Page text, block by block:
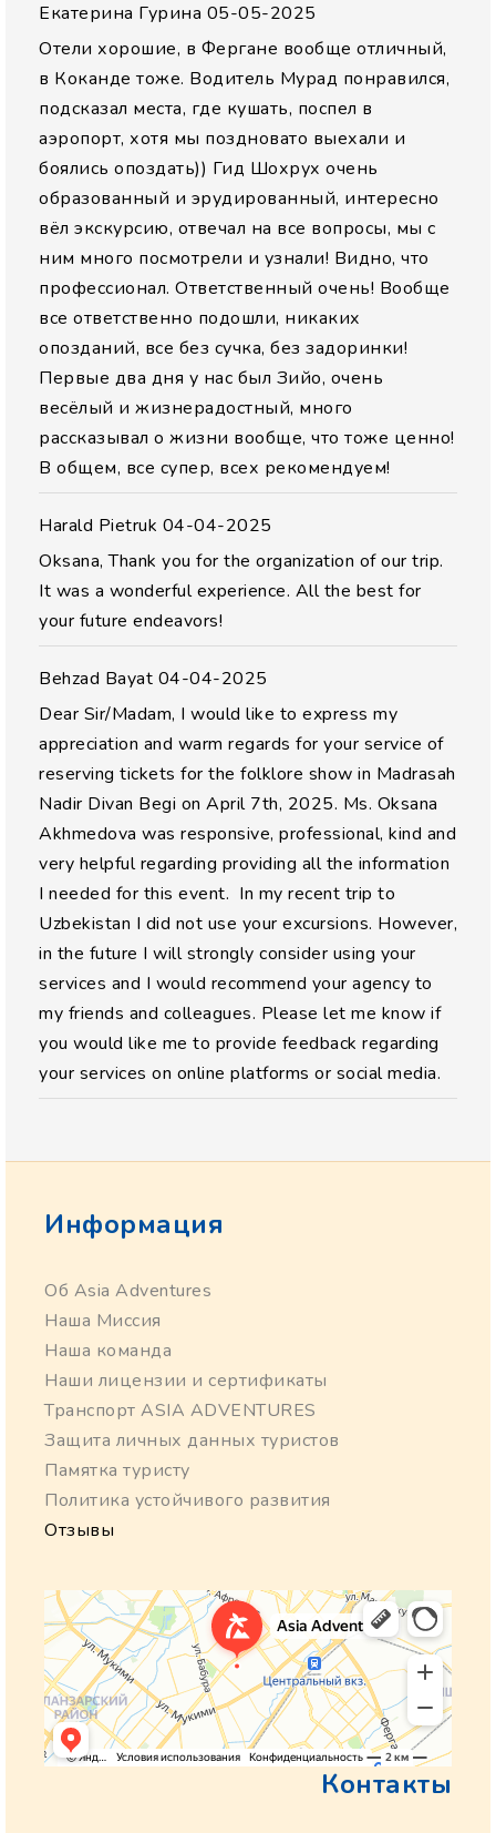
Екатерина Гурина 05-05-2025
Отели хорошие, в Фергане вообще отличный,
в Коканде тоже. Водитель Мурад понравился,
подсказал места, где кушать, поспел в
аэропорт, хотя мы поздновато выехали и
боялись опоздать)) Гид Шохрух очень
образованный и эрудированный, интересно
вёл экскурсию, отвечал на все вопросы, мы с
ним много посмотрели и узнали! Видно, что
профессионал. Ответственный очень! Вообще
все ответственно подошли, никаких
опозданий, все без сучка, без задоринки!
Первые два дня у нас был Зийо, очень
весёлый и жизнерадостный, много
рассказывал о жизни вообще, что тоже ценно!
В общем, все супер, всех рекомендуем!
Harald Pietruk 04-04-2025
Oksana, Thank you for the organization of our trip.
It was a wonderful experience. All the best for
your future endeavors!
Behzad Bayat 04-04-2025
Dear Sir/Madam, I would like to express my
appreciation and warm regards for your service of
reserving tickets for the folklore show in Madrasah
Nadir Divan Begi on April 7th, 2025. Ms. Oksana
Akhmedova was responsive, professional, kind and
very helpful regarding providing all the information
I needed for this event. In my recent trip to
Uzbekistan I did not use your excursions. However,
in the future I will strongly consider using your
services and I would recommend your agency to
my friends and colleagues. Please let me know if
you would like me to provide feedback regarding
your services on online platforms or social media.
Информация
Об Asia Adventures
Наша Миссия
Наша команда
Наши лицензии и сертификаты
Транспорт ASIA ADVENTURES
Защита личных данных туристов
Памятка туристу
Политика устойчивого развития
Отзывы
Контакты